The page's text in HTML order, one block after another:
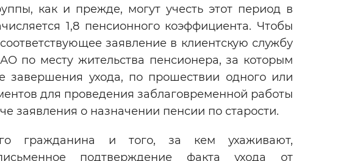
как и прежде, могут учесть этот период в
1,8 пенсионного коэффициента. Чтобы
заявление в клиентскую службу
по месту жительства пенсионера, за которым
завершения ухода, по прошествии одного или
для проведения заблаговременной работы
заявления о назначении пенсии по старости.
гражданина и того, за кем ухаживают,
подтверждение факта ухода от